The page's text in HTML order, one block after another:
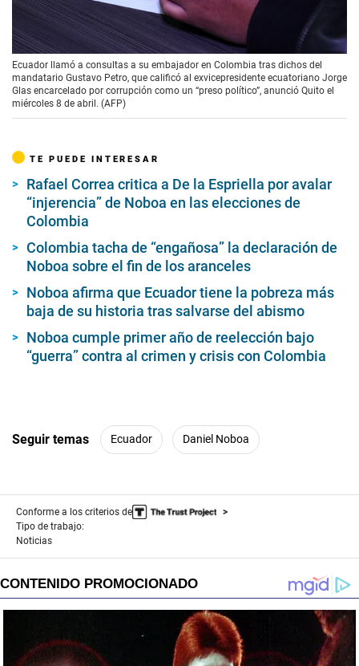
00:00 /01:56
Ecuador llamó a consultas a su embajador en Colombia tras dichos del
mandatario Gustavo Petro, que calificó al exvicepresidente ecuatoriano Jorge
Glas encarcelado por corrupción como un “preso político”, anunció Quito el
miércoles 8 de abril. (AFP)
TE PUEDE INTERESAR
Rafael Correa critica a De la Espriella por avalar
“injerencia” de Noboa en las elecciones de
Colombia
Colombia tacha de “engañosa” la declaración de
Noboa sobre el fin de los aranceles
Noboa afirma que Ecuador tiene la pobreza más
baja de su historia tras salvarse del abismo
Noboa cumple primer año de reelección bajo
“guerra” contra al crimen y crisis con Colombia
Seguir temas Ecuador Daniel Noboa
Conforme a los criterios de
Tipo de trabajo:
Noticias